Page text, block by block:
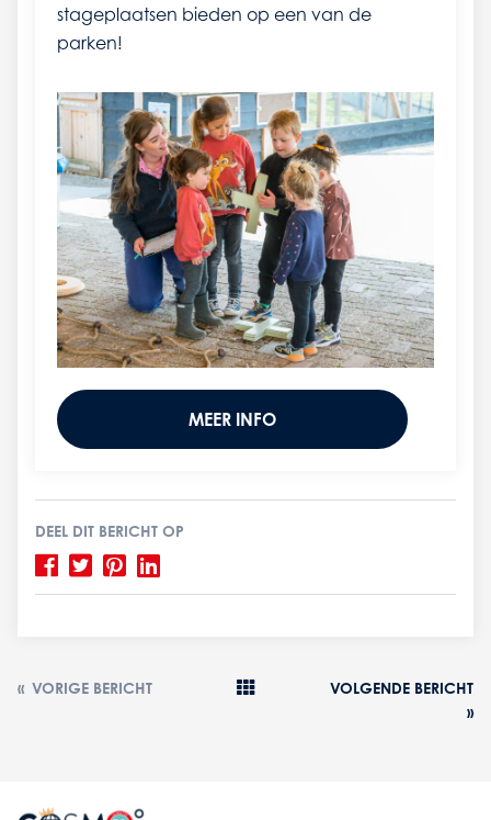
stageplaatsen bieden op een van de
parken!
MEER INFO
DEEL DIT BERICHT OP
« VORIGE BERICHT
VOLGENDE BERICHT
»